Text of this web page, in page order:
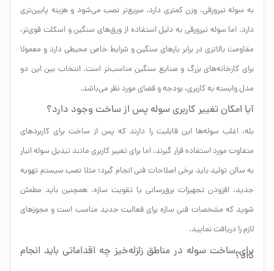
به سوله تیرورقی، وزن کمتری دارد، سریع‌تر نصب می‌شود و هزینه پایین‌تری
دارد. اما سوله تیرورقی به دلیل استفاده از ورق‌های سنگین و اسکلت قوی‌تر،
مقاومت بالاتری در برابر بارهای سنگین و شرایط خاص محیطی دارد و معمولا
برای کارخانه‌های بزرگ و صنایع سنگین مناسب‌تر است. انتخاب بین این دو
مدل وابسته به کاربری، بودجه و فضای مورد نظر می‌باشد.
آیا امکان تغییر کاربری سوله پس از ساخت وجود دارد؟
بله، اغلب سوله‌ها این قابلیت را دارند که پس از ساخت برای کاربردهای
متفاوت مورد استفاده قرار گیرند. اما برای تغییر کاربری مانند تبدیل سوله انبار
به سالن تولید باید برخی اصلاحات فنی انجام گیرد؛ مثلا نصب سیستم تهویه
جدید، افزودن تجهیزات برق‌رسانی یا تقویت سازه. همچنین باید مطمئن
شوید که مشخصات فنی سازه برای فعالیت جدید مناسب است و مجوزهای
لازم را دریافت نمایید.
برای ساخت سوله در مناطق زلزله‌خیز چه اقداماتی باید انجام
داد؟